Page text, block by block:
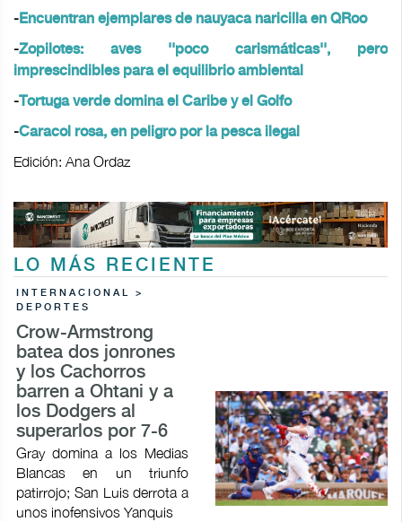
-Encuentran ejemplares de nauyaca naricilla en QRoo
-Zopilotes: aves ''poco carismáticas'', pero
imprescindibles para el equilibrio ambiental
-Tortuga verde domina el Caribe y el Golfo
-Caracol rosa, en peligro por la pesca ilegal
Edición: Ana Ordaz
LO MÁS RECIENTE
INTERNACIONAL >
DEPORTES
Crow-Armstrong
batea dos jonrones
y los Cachorros
barren a Ohtani y a
los Dodgers al
superarlos por 7-6
Gray domina a los Medias
Blancas en un triunfo
patirrojo; San Luis derrota a
unos inofensivos Yanquis